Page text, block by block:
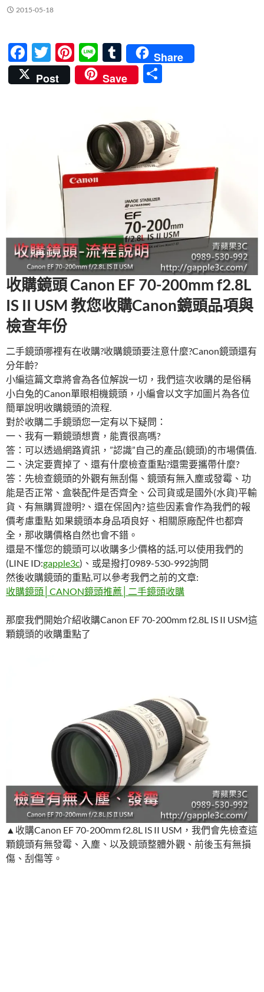
2015-05-18
F
ac
e
T
w
itt
Pi
nt
er
Li
n
e
T
u
m
r
Share
Post
Save
收購鏡頭 Canon EF 70-200mm f2.8L
IS II USM 教您收購Canon鏡頭品項與
檢查年份
二手鏡頭哪裡有在收購?收購鏡頭要注意什麼?Canon鏡頭還有
分年齡?
小編這篇文章將會為各位解說一切，我們這次收購的是俗稱
小白兔的Canon單眼相機鏡頭，小編會以文字加圖片為各位
簡單說明收購鏡頭的流程.
對於收購二手鏡頭您一定有以下疑問：
一、我有一顆鏡頭想賣，能賣很高嗎?
答：可以透過網路資訊，”認識”自己的產品(鏡頭)的市場價值.
二、決定要賣掉了、還有什麼檢查重點?還需要攜帶什麼?
答：先檢查鏡頭的外觀有無刮傷、鏡頭有無入塵或發霉、功
能是否正常、盒裝配件是否齊全、公司貨或是國外(水貨)平輸
貨、有無購買證明?、還在保固內? 這些因素會作為我們的報
價考慮重點 如果鏡頭本身品項良好、相關原廠配件也都齊
全，那收購價格自然也會不錯。
還是不懂您的鏡頭可以收購多少價格的話,可以使用我們的
(LINE ID:gapple3c)、或是撥打0989-530-992詢問
然後收購鏡頭的重點,可以參考我們之前的文章:
收購鏡頭│CANON鏡頭推薦│二手鏡頭收購
那麼我們開始介紹收購Canon EF 70-200mm f2.8L IS II USM這
顆鏡頭的收購重點了
▲收購Canon EF 70-200mm f2.8L IS II USM，我們會先檢查這
顆鏡頭有無發霉、入塵、以及鏡頭整體外觀、前後玉有無損
傷、刮傷等。